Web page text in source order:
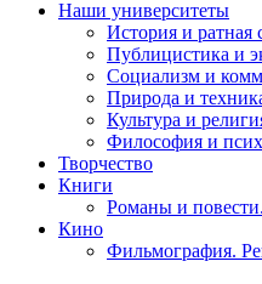
Наши университеты
История и ратная
Публицистика и
Социализм и
Природа и
Культура и
Философия и
Творчество
Книги
Романы и
Кино
Фильмография.